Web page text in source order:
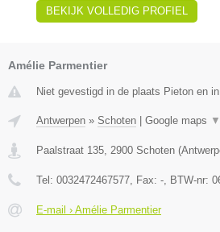
BEKIJK VOLLEDIG PROFIEL
Amélie Parmentier
Niet gevestigd in de plaats Pieton en
Antwerpen » Schoten Google maps ▼
Paalstraat 135, 2900 Schoten (
Tel: 0032472467577, Fax: -, BTW-nr:
E-mail › Amélie Parmentier